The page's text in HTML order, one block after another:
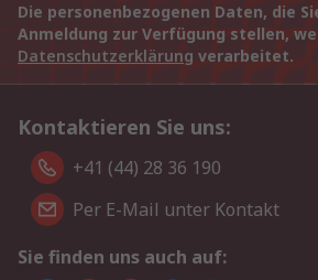
Die personenbezogenen Daten, die
Anmeldung zur Verfügung stellen,
Datenschutzerklärung verarbeitet.
Kontaktieren Sie uns:
+41 (44) 28 36 190
Per E-Mail unter Kontakt
Sie finden uns auch auf: